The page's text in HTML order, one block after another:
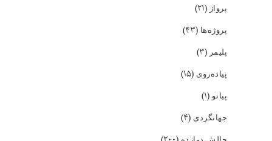
پرواز (۲۱)
پروژه‌ها (۴۳)
پلیمر (۳)
پیاده‌روی (۱۵)
پیانو(۱)
جهانگردی (۴)